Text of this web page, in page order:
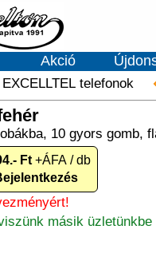
Akció
EXCELLTEL telefonok
10 gyors gomb,
Ft +ÁFA / db
másik üzletünkbe